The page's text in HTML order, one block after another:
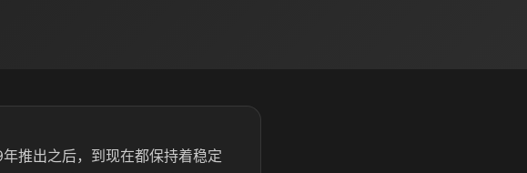
推出之后，到现在都保持着稳定